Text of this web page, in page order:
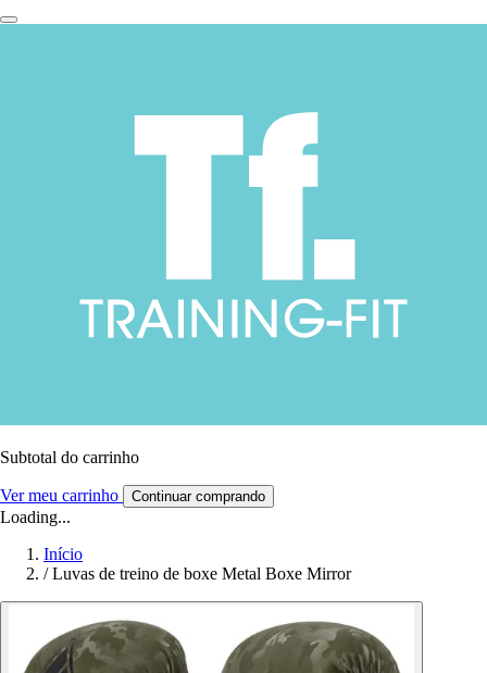
Subtotal do carrinho
Ver meu carrinho Continuar comprando
Loading...
Início
/ Luvas de treino de boxe Metal Boxe Mirror